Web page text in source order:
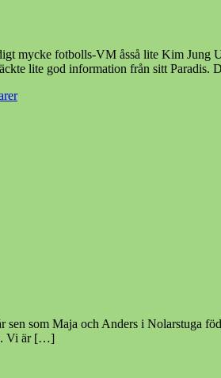
mycke fotbolls-VM åsså lite Kim Jung
lite god information från sitt
Maja och Anders i Nolarstuga
Vi är […]